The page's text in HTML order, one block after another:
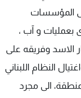
المؤسسات
بعمليات و آب ،
الاسد وفريقه على
النظام اللبناني
الى مجرد